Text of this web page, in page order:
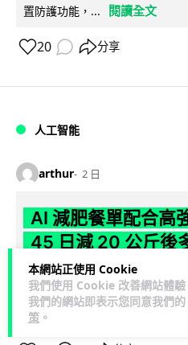
本網站正使用 Cookie
我們使用 Cookie 改善網站體
我們的網站即表示您同意我們的
策 。
置防護功能，...
閱讀全文
20 分享
人工智能
arthur 2 日
AI 減肥餐單配合
45 日減 20 公斤後
成都一名男子跟隨 AI 制訂高強
公斤後昏迷送院。醫生診斷他
及多器官功能障礙。...